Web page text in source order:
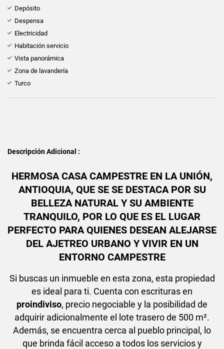
Depósito
Despensa
Electricidad
Habitación servicio
Vista panorámica
Zona de lavandería
Turco
Descripción Adicional :
HERMOSA CASA CAMPESTRE EN LA UNIÓN,
ANTIOQUIA, QUE SE SE DESTACA POR SU
BELLEZA NATURAL Y SU AMBIENTE
TRANQUILO, POR LO QUE ES EL LUGAR
PERFECTO PARA QUIENES DESEAN ALEJARSE
DEL AJETREO URBANO Y VIVIR EN UN
ENTORNO CAMPESTRE
Si buscas un inmueble en esta zona, esta propiedad
es ideal para ti. Cuenta con escrituras en
proindiviso, precio negociable y la posibilidad de
adquirir adicionalmente el lote trasero de 500 m².
Además, se encuentra cerca al pueblo principal, lo
que brinda fácil acceso a todos los servicios y